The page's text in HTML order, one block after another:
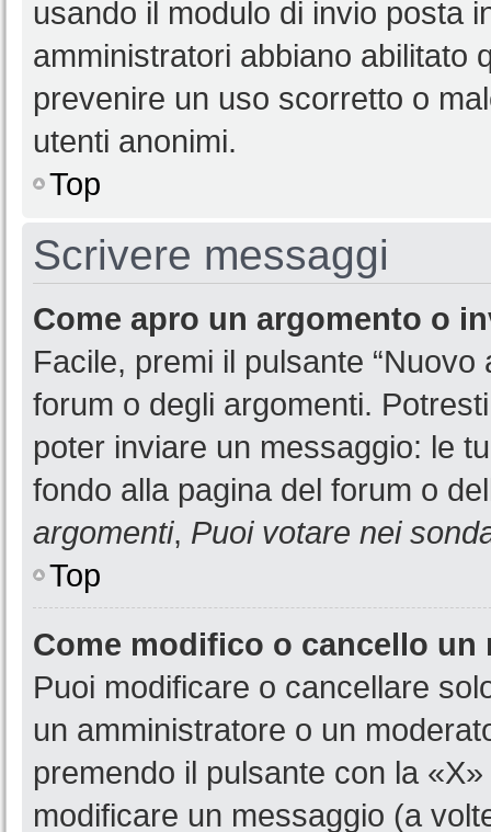
usando il modulo di invio posta
amministratori abbiano abilitato
prevenire un uso scorretto o
utenti anonimi.
Top
Scrivere messaggi
Come apro un argomento o
Facile, premi il pulsante
forum o degli argomenti.
poter inviare un messaggio: le
fondo alla pagina del forum o
argomenti, Puoi votare nei
Top
Come modifico o cancello un
Puoi modificare o cancellare
un amministratore o un
premendo il pulsante con la
modificare un messaggio (a